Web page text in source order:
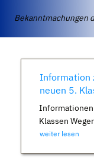
Bekanntmachungen
Information
neuen 5.
Informationen
Klassen
weiter lesen